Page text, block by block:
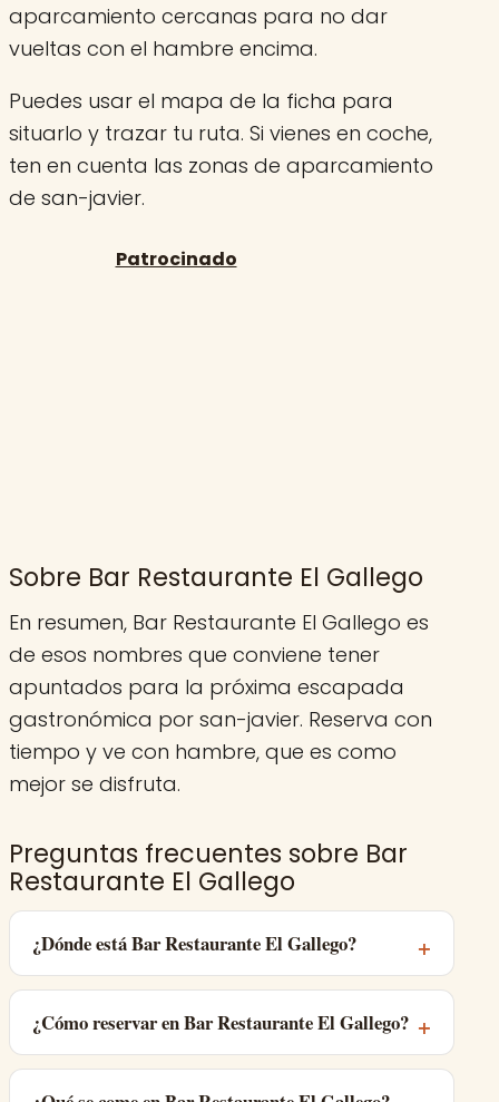
aparcamiento cercanas para no dar
vueltas con el hambre encima.
Puedes usar el mapa de la ficha para
situarlo y trazar tu ruta. Si vienes en coche,
ten en cuenta las zonas de aparcamiento
de san-javier.
Sobre Bar Restaurante El Gallego
En resumen, Bar Restaurante El Gallego es
de esos nombres que conviene tener
apuntados para la próxima escapada
gastronómica por san-javier. Reserva con
tiempo y ve con hambre, que es como
mejor se disfruta.
Preguntas frecuentes sobre Bar
Restaurante El Gallego
¿Dónde está Bar Restaurante El Gallego?
¿Cómo reservar en Bar Restaurante El Gallego?